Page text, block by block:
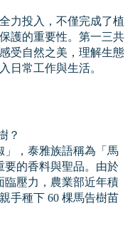
力投入，不僅完成了植
護的重要性。第一三共
受自然之美，理解生態
日常工作與生活。
？
」，泰雅族語稱為「馬
要的香料與聖品。由於
臨壓力，農業部近年積
手種下 60 棵馬告樹苗